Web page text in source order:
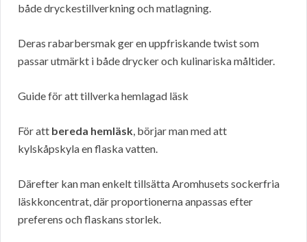
både dryckestillverkning och matlagning.
Deras rabarbersmak ger en uppfriskande twist som
passar utmärkt i både drycker och kulinariska måltider.
Guide för att tillverka hemlagad läsk
För att bereda hemläsk, börjar man med att
kylskåpskyla en flaska vatten.
Därefter kan man enkelt tillsätta Aromhusets sockerfria
läskkoncentrat, där proportionerna anpassas efter
preferens och flaskans storlek.